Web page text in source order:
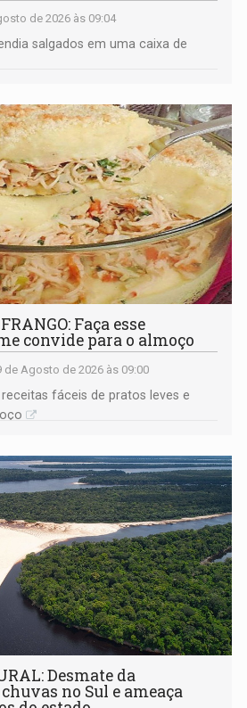
de 2026 às 09:04
salgados em uma caixa de
Faça esse
convide para o almoço
de Agosto de 2026 às 09:00
fáceis de pratos leves e
Desmate da
no Sul e ameaça